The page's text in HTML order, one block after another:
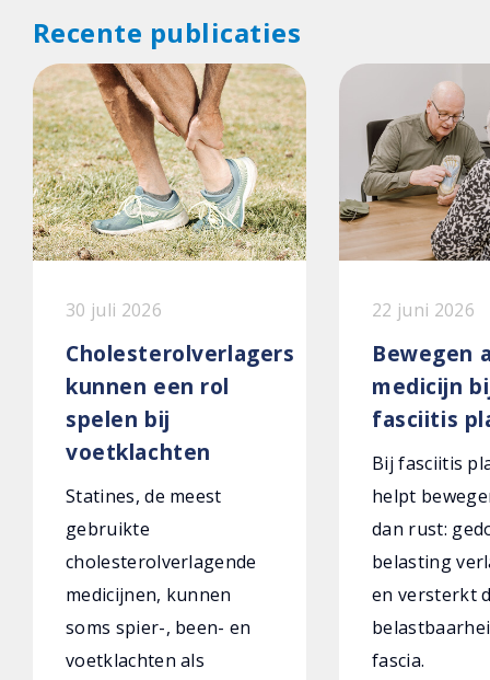
Recente publicaties
30 juli 2026
Cholesterolverlagers
kunnen een rol
spelen bij
voetklachten
Statines, de meest
gebruikte
cholesterolverlagende
medicijnen, kunnen
soms spier-, been- en
voetklachten als
22 juni 2026
Bewegen
medicijn
fasciitis
Bij fasciitis
helpt
dan rust:
belasting
en versterkt
fascia.